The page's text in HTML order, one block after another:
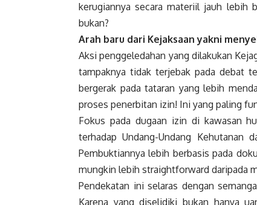
kerugiannya secara materiil jauh lebih
bukan?
Arah baru dari Kejaksaan yakni
Aksi penggeledahan yang dilakukan
tampaknya tidak terjebak pada debat
bergerak pada tataran yang lebih
proses penerbitan izin! Ini yang paling
Fokus pada dugaan izin di kawasan
terhadap Undang-Undang Kehutanan
Pembuktiannya lebih berbasis pada
mungkin lebih straightforward daripada
Pendekatan ini selaras dengan
Karena yang diselidiki bukan hanya